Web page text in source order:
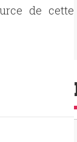
de cette